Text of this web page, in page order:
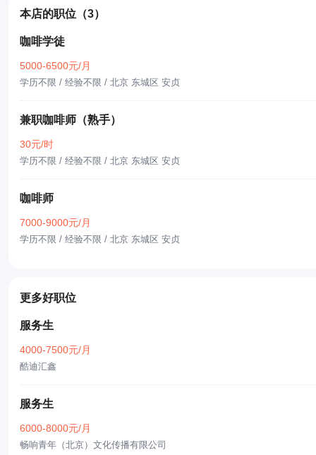
本店的职位 （3）
咖啡学徒
5000-6500元/月
学历不限 / 经验不限 / 北京 东城区 安贞
兼职咖啡师（熟手）
30元/时
学历不限 / 经验不限 / 北京 东城区 安贞
咖啡师
7000-9000元/月
学历不限 / 经验不限 / 北京 东城区 安贞
更多好职位
服务生
4000-7500元/月
酷迪汇鑫
服务生
6000-8000元/月
畅响青年（北京）文化传播有限公司